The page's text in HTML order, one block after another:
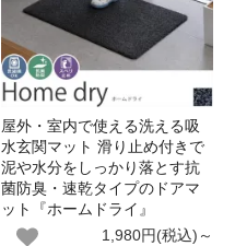
屋外・室内で使える洗える吸
水玄関マット 滑り止め付きで
泥や水分をしっかり落とす抗
菌防臭・速乾タイプのドアマ
ット『ホームドライ』
1,980円(税込)～